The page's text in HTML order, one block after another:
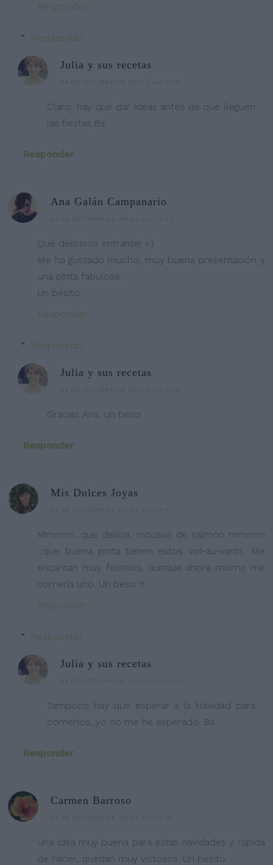
Responder
Respuestas
Julia y sus recetas
Claro, hay que dar ideas antes de que lleguen
las fiestas,Bs.
Responder
Ana Galán Campanario
Qué delicioso entrante! =)
Me ha gustado mucho, muy buena presentación y
una pinta fabulosa.
Un besito.
Responder
Respuestas
Julia y sus recetas
Gracias Ana, un beso.
Responder
Mis Dulces Joyas
Mmmm....que delicia, mousse de salmón mmmm
...que buena pinta tienen estos vol-au-vants. Me
encantan muy festivos, aunque ahora mismo me
comería uno. Un beso !!!
Responder
Respuestas
Julia y sus recetas
Tampoco hay que esperar a la Navidad para
comerlos, yo no me he esperado. Bs.
Responder
Carmen Barroso
Una idea muy buena para estas navidades y rápida
de hacer, quedan muy vistosos. Un besito.